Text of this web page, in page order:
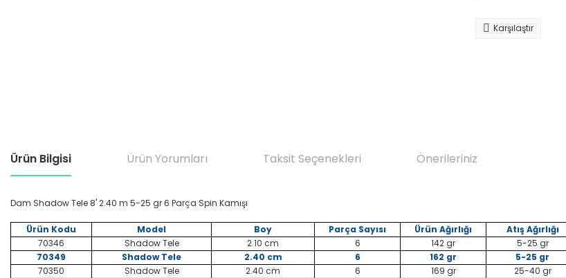
Karşılaştır
Ürün Bilgisi Ürün Yorumları Taksit Seçenekleri Önerileriniz
Dam Shadow Tele 8' 2.40 m 5-25 gr 6 Parça Spin Kamışı
Ürün Kodu Model Boy Parça Sayısı Ürün Ağırlığı
Atış Ağırlığı
70346
Shadow Tele 2.10 cm 6 142 gr
5-25 gr
70349
Shadow Tele 2.40 cm 6 162 gr
5-25 gr
70350
Shadow Tele 2.40 cm 6 169 gr
25-40 gr